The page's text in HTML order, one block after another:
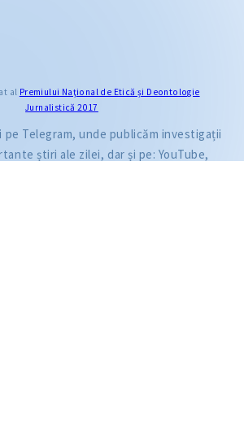
al Premiului Naţional de Etică și Deontologie
Jurnalistică 2017
pe Telegram, unde publicăm investigații
știri ale zilei, dar și pe: YouTube,